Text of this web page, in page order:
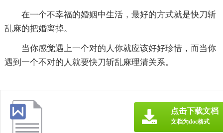
在一个不幸福的婚姻中生活，最好的方式就是快刀斩
乱麻的把婚离掉。
当你感觉遇上一个对的人你就应该好好珍惜，而当你
遇到一个不对的人就要快刀斩乱麻理清关系。
点击下载文档
文档为doc格式